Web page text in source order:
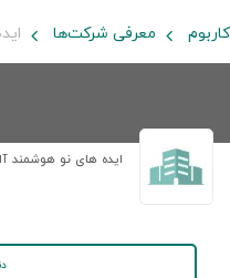
کاربوم معرفی شرکت‌ها
ایده های نو هوشمند